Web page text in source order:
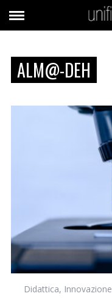
ALM@-DEH
Didattica, Innovazione